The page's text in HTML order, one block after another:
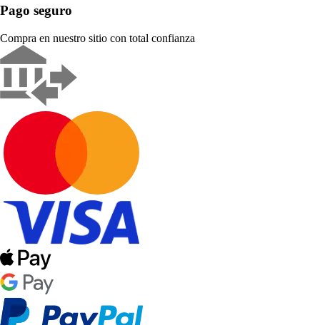
Pago seguro
Compra en nuestro sitio con total confianza